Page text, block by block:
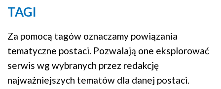
TAGI
Za pomocą tagów oznaczamy powiązania
tematyczne postaci. Pozwalają one eksplorować
serwis wg wybranych przez redakcję
najważniejszych tematów dla danej postaci.